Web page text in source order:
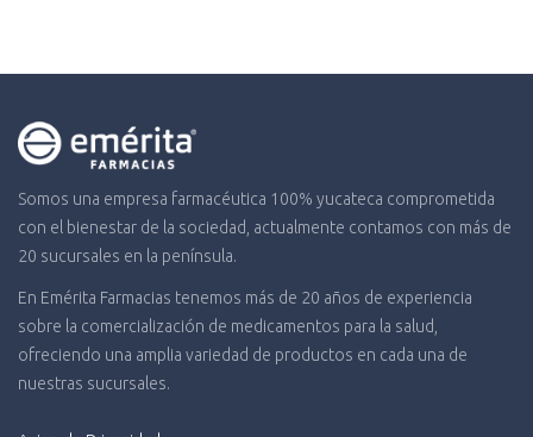
Somos una empresa farmacéutica 100% yucateca comprometida
con el bienestar de la sociedad, actualmente contamos con más de
20 sucursales en la península.
En Emérita Farmacias tenemos más de 20 años de experiencia
sobre la comercialización de medicamentos para la salud,
ofreciendo una amplia variedad de productos en cada una de
nuestras sucursales.